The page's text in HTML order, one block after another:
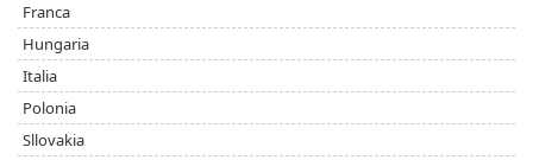
Franca
Hungaria
Italia
Polonia
Sllovakia